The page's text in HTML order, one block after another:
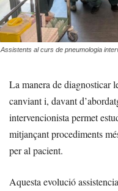
Assistents al curs de pneumologia
La manera de diagnosticar
canviant i, davant
intervencionista permet
mitjançant procediments
per al pacient.
Aquesta evolució